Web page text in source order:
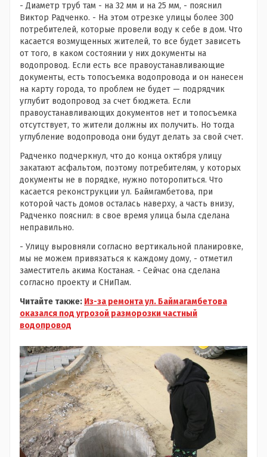
- Диаметр труб там - на 32 мм и на 25 мм, - пояснил
Виктор Радченко. - На этом отрезке улицы более 300
потребителей, которые провели воду к себе в дом. Что
касается возмущенных жителей, то все будет зависеть
от того, в каком состоянии у них документы на
водопровод. Если есть все правоустанавливающие
документы, есть топосъемка водопровода и он нанесен
на карту города, то проблем не будет — подрядчик
углубит водопровод за счет бюджета. Если
правоустанавливающих документов нет и топосъемка
отсутствует, то жители должны их получить. Но тогда
углубление водопровода они будут делать за свой счет.
Радченко подчеркнул, что до конца октября улицу
закатают асфальтом, поэтому потребителям, у которых
документы не в порядке, нужно поторопиться. Что
касается реконструкции ул. Баймгамбетова, при
которой часть домов осталась наверху, а часть внизу,
Радченко пояснил: в свое время улица была сделана
неправильно.
- Улицу выровняли согласно вертикальной планировке,
мы не можем привязаться к каждому дому, - отметил
заместитель акима Костаная. - Сейчас она сделана
согласно проекту и СНиПам.
Читайте также: Из-за ремонта ул. Баймагамбетова
оказался под угрозой разморозки частный
водопровод